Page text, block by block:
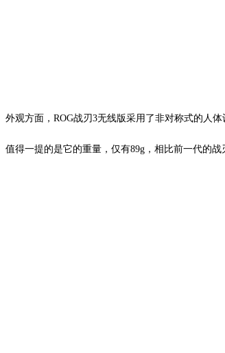
外观方面，ROG战刃3无线版采用了非对称式的人
值得一提的是它的重量，仅有89g，相比前一代的